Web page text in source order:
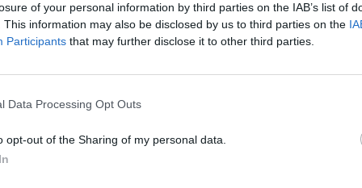
of your personal information by third parties on the IAB’s list of
This information may also be disclosed by us to third parties on the
Participants that may further disclose it to other third parties.
Data Processing Opt Outs
opt-out of the Sharing of my personal data.
lejáró orosz-ukrán gáztranzit szerződés
sikerült csak maradni, hogy novemberben újra
Ságvári Pál nemzetközi energetikai kapcsolatokért felelős
ukrán gáztranzit aktuális helyzetéről.Információ és jelentkezés
bizottsági alelnök csalódottan nyilatkozott a tegnapi